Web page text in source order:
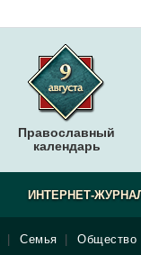
Православный
календарь
ИНТЕРНЕТ-
Семья Общество